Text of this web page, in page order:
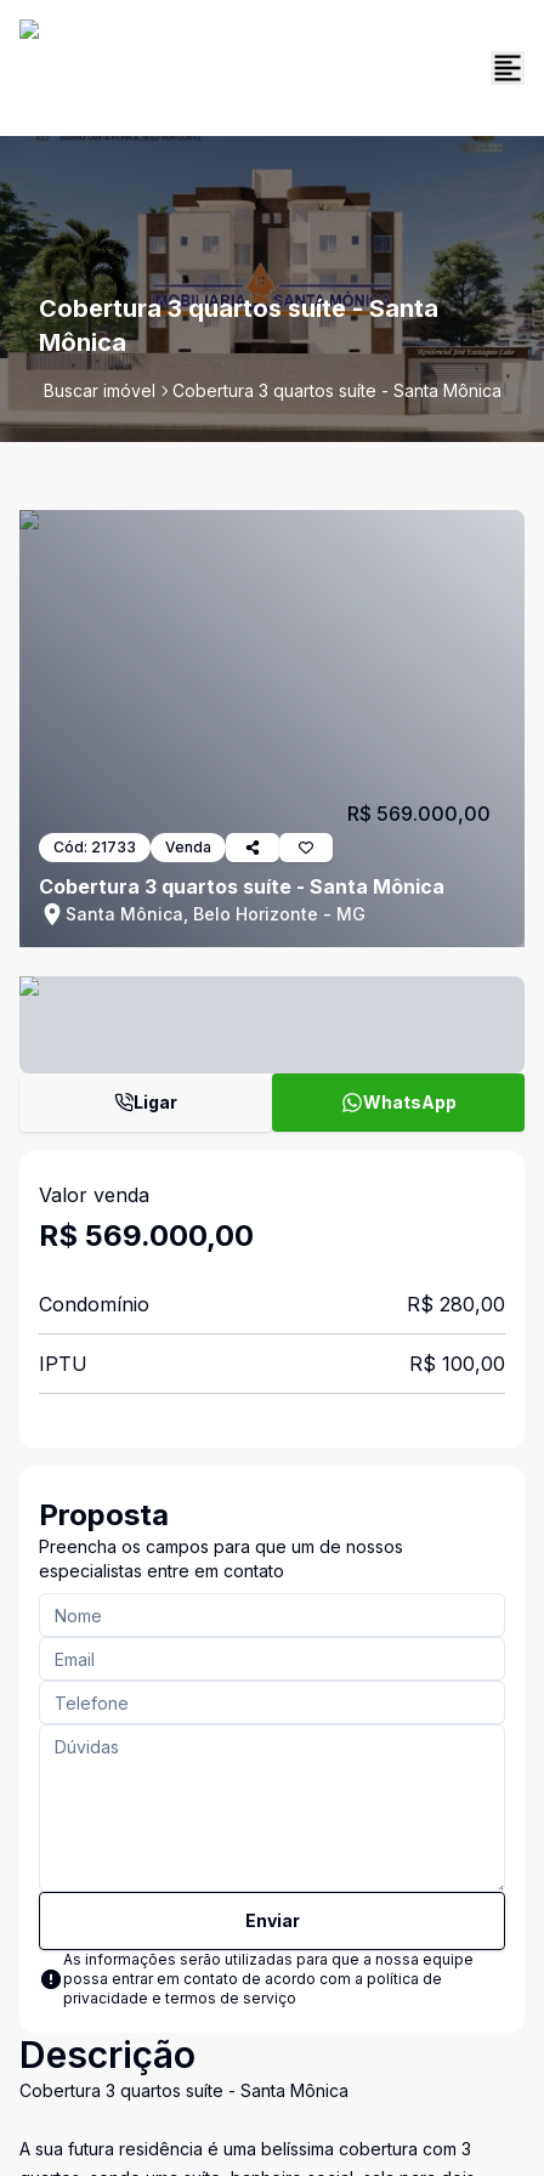
Cobertura 3 quartos suíte - Santa
Mônica
Buscar imóvel Cobertura 3 quartos suíte - Santa Mônica
Cód: 21733 Venda
Cobertura 3 quartos suíte - Santa Mônica
Santa Mônica, Belo Horizonte - MG
R$ 569.000,00
Ligar WhatsApp
Valor venda
R$ 569.000,00
Condomínio R$ 280,00
IPTU R$ 100,00
Proposta
Preencha os campos para que um de nossos
especialistas entre em contato
Enviar
As informações serão utilizadas para que a nossa equipe
possa entrar em contato de acordo com a política de
privacidade e termos de serviço
Descrição
Cobertura 3 quartos suíte - Santa Mônica
A sua futura residência é uma belíssima cobertura com 3